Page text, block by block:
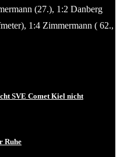
(27.), 1:2 Danberg
1:4 Zimmermann ( 62.,
SVE Comet Kiel nicht
Ruhe